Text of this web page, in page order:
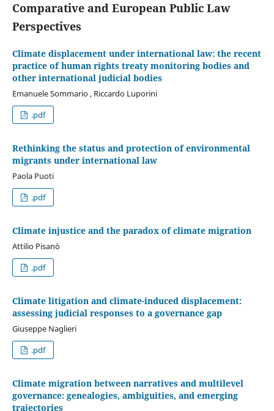
Comparative and European Public Law
Perspectives
Climate displacement under international law: the recent
practice of human rights treaty monitoring bodies and
other international judicial bodies
Emanuele Sommario , Riccardo Luporini
.pdf
Rethinking the status and protection of environmental
migrants under international law
Paola Puoti
.pdf
Climate injustice and the paradox of climate migration
Attilio Pisanò
.pdf
Climate litigation and climate-induced displacement:
assessing judicial responses to a governance gap
Giuseppe Naglieri
.pdf
Climate migration between narratives and multilevel
governance: genealogies, ambiguities, and emerging
trajectories